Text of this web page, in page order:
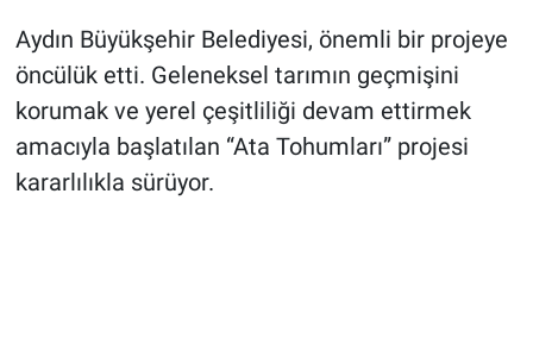
Aydın Büyükşehir Belediyesi, önemli bir projeye
öncülük etti. Geleneksel tarımın geçmişini
korumak ve yerel çeşitliliği devam ettirmek
amacıyla başlatılan “Ata Tohumları” projesi
kararlılıkla sürüyor.